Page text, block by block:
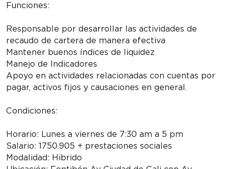
Funciones:
Responsable por desarrollar las actividades de
recaudo de cartera de manera efectiva
Mantener buenos índices de liquidez
Manejo de Indicadores
Apoyo en actividades relacionadas con cuentas por
pagar, activos fijos y causaciones en general.
Condiciones:
Horario: Lunes a viernes de 7:30 am a 5 pm
Salario: 1750.905 + prestaciones sociales
Modalidad: Hibrido